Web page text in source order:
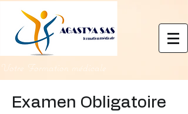
Votre Formation médicale
Examen Obligatoire